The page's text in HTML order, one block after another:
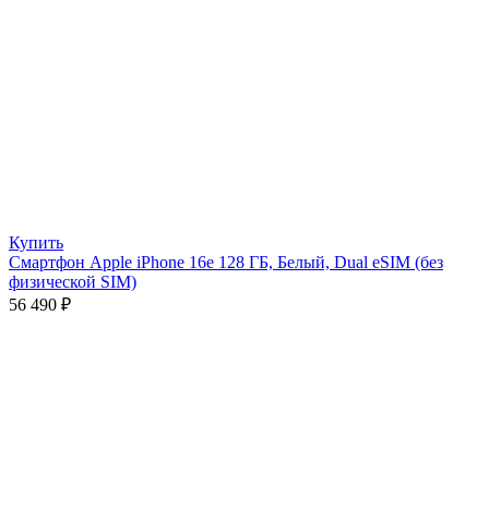
Купить
Смартфон Apple iPhone 16e 128 ГБ, Белый, Dual eSIM (без
физической SIM)
56 490 ₽